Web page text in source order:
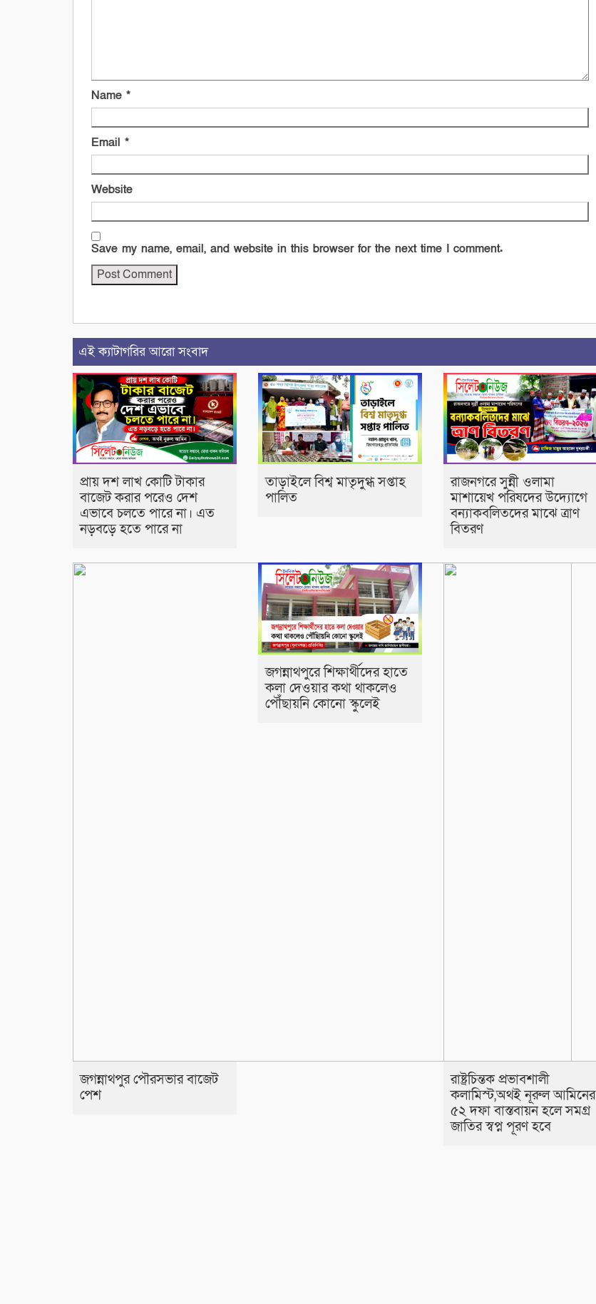
Name *
Email *
Website
Save my name, email, and website in this browser for the next time I comment.
এই ক্যাটাগরির আরো সংবাদ
প্রায় দশ লাখ কোটি টাকার
বাজেট করার পরেও দেশ
এভাবে চলতে পারে না। এত
নড়বড়ে হতে পারে না
তাড়াইলে বিশ্ব মাতৃদুগ্ধ সপ্তাহ
পালিত
রাজনগরে সুন্নী ওলামা
মাশায়েখ পরিষদের উদ্যোগে
বন্যাকবলিতদের মাঝে ত্রাণ
বিতরণ
জগন্নাথপুর পৌরসভার বাজেট
পেশ
জগন্নাথপুরে শিক্ষার্থীদের হাতে
কলা দেওয়ার কথা থাকলেও
পৌঁছায়নি কোনো স্কুলেই
রাষ্ট্রচিন্তক প্রভাবশালী
কলামিস্ট,অথই নূরুল আমিনের
৫২ দফা বাস্তবায়ন হলে সমগ্র
জাতির স্বপ্ন পূরণ হবে